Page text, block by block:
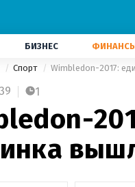
БИЗНЕС
Спорт Wimbledon-2017:
1